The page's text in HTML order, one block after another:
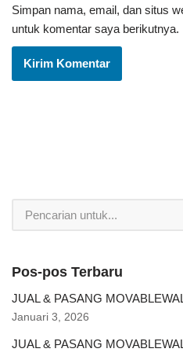
Simpan nama, email, dan situs
untuk komentar saya berikutnya.
Pos-pos Terbaru
JUAL & PASANG
Januari 3, 2026
JUAL & PASANG